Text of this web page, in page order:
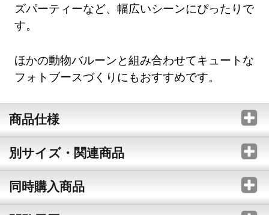
ズパーティーなど、幅広いシーンにぴったりで
す。
ほかの動物バルーンと組み合わせてキュートな
フォトブースづくりにもおすすめです。
商品仕様
別サイズ・関連商品
同時購入商品